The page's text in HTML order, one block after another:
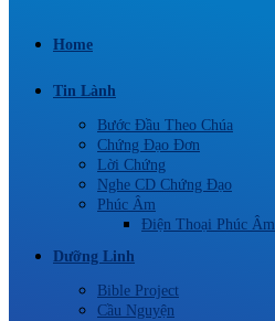
Home
Tin Lành
Bước Đầu Theo Chúa
Chứng Đạo Đơn
Lời Chứng
Nghe CD Chứng Đạo
Phúc Âm
Điện Thoại Phúc Âm
Dưỡng Linh
Bible Project
Cầu Nguyện